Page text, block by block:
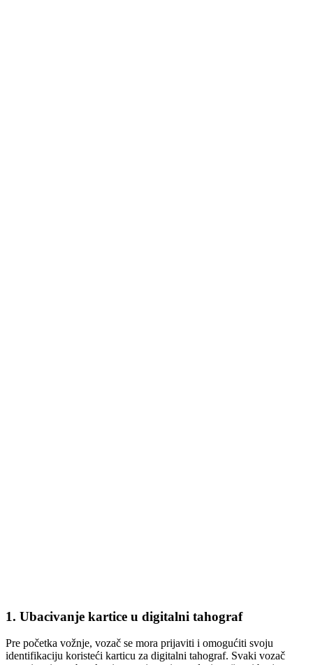
1. Ubacivanje kartice u digitalni tahograf
Pre početka vožnje, vozač se mora prijaviti i omogućiti svoju
identifikaciju koristeći karticu za digitalni tahograf. Svaki vozač